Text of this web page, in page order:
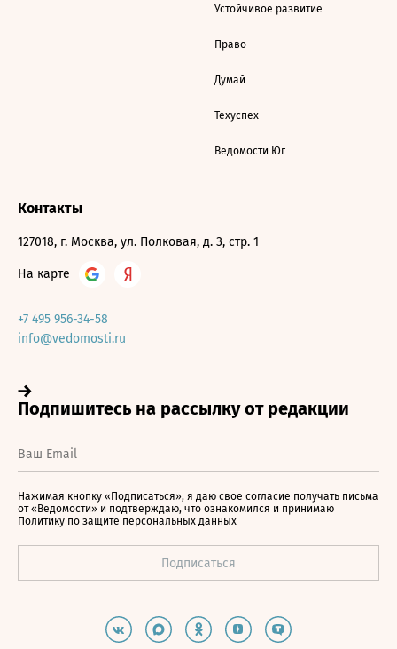
Устойчивое развитие
Право
Думай
Техуспех
Ведомости Юг
Контакты
127018, г. Москва, ул. Полковая, д. 3, стр. 1
На карте
+7 495 956-34-58
info@vedomosti.ru
Нажимая кнопку «Подписаться», я даю свое согласие получать письма
от «Ведомости» и подтверждаю, что ознакомился и принимаю
Политику по защите персональных данных